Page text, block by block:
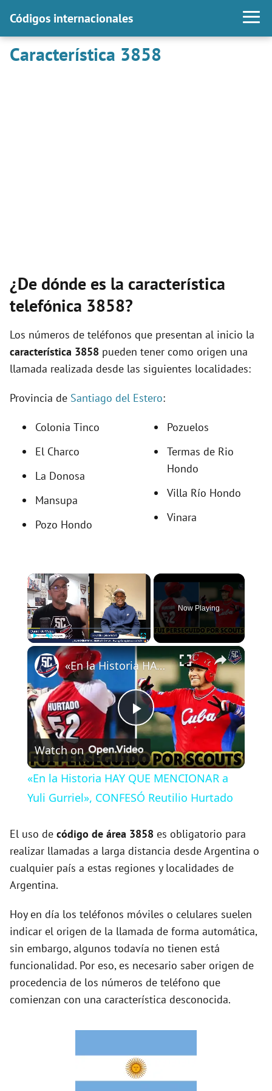
Códigos internacionales
Característica 3858
¿De dónde es la característica
telefónica 3858?
Los números de teléfonos que presentan al inicio la
característica 3858 pueden tener como origen una
llamada realizada desde las siguientes localidades:
Provincia de Santiago del Estero:
Colonia Tinco
El Charco
La Donosa
Mansupa
Pozo Hondo
Pozuelos
Termas de Rio
Hondo
Villa Río Hondo
Vinara
×
Unmute
Now Playing
×
P
l
a
y
V
i
d
e
«En la Historia HAY QUE MENCIONAR a Yuli Gurriel», CONFESÓ Reutilio Hurtado
Watch on
«En la Historia HAY QUE MENCIONAR a
Yuli Gurriel», CONFESÓ Reutilio Hurtado
El uso de código de área 3858 es obligatorio para
realizar llamadas a larga distancia desde Argentina o
cualquier país a estas regiones y localidades de
Argentina.
Hoy en día los teléfonos móviles o celulares suelen
indicar el origen de la llamada de forma automática,
sin embargo, algunos todavía no tienen está
funcionalidad. Por eso, es necesario saber origen de
procedencia de los números de teléfono que
comienzan con una característica desconocida.